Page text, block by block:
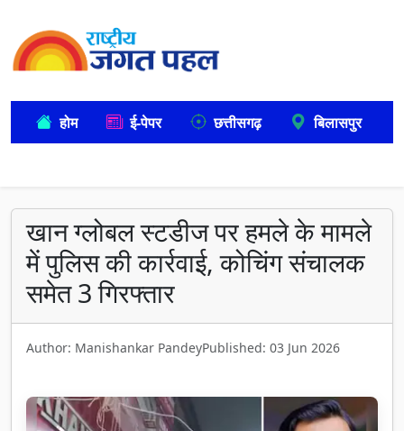
होम ई-पेपर छत्तीसगढ़ बिलासपुर
खान ग्लोबल स्टडीज पर हमले के मामले
में पुलिस की कार्रवाई, कोचिंग संचालक
समेत 3 गिरफ्तार
Author: Manishankar PandeyPublished: 03 Jun 2026